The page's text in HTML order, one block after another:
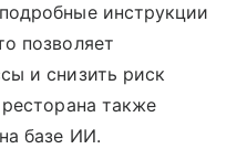
инструкции
позволяет
и снизить риск
также
базе ИИ.